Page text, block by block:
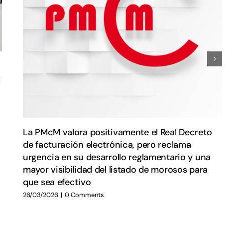
La PMcM valora positivamente el Real Decreto
de facturación electrónica, pero reclama
urgencia en su desarrollo reglamentario y una
mayor visibilidad del listado de morosos para
que sea efectivo
26/03/2026 | 0 Comments